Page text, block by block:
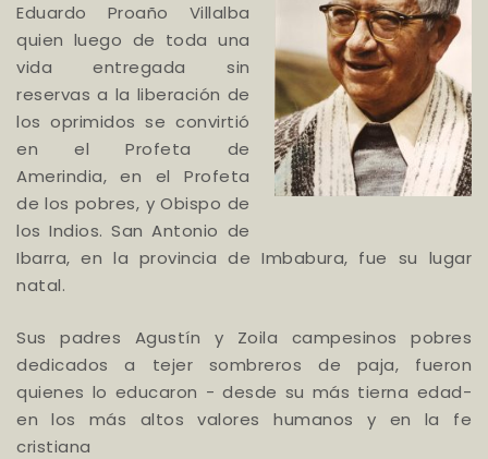
Eduardo Proaño Villalba
quien luego de toda una
vida entregada sin
reservas a la liberación de
los oprimidos se convirtió
en el Profeta de
Amerindia, en el Profeta
de los pobres, y Obispo de
los Indios. San Antonio de
Ibarra, en la provincia de Imbabura, fue su lugar
natal.
Sus padres Agustín y Zoila campesinos pobres
dedicados a tejer sombreros de paja, fueron
quienes lo educaron - desde su más tierna edad-
en los más altos valores humanos y en la fe
cristiana